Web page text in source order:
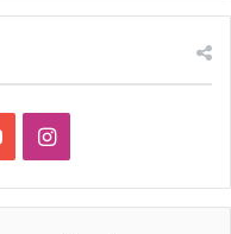
YouTubeInstagram